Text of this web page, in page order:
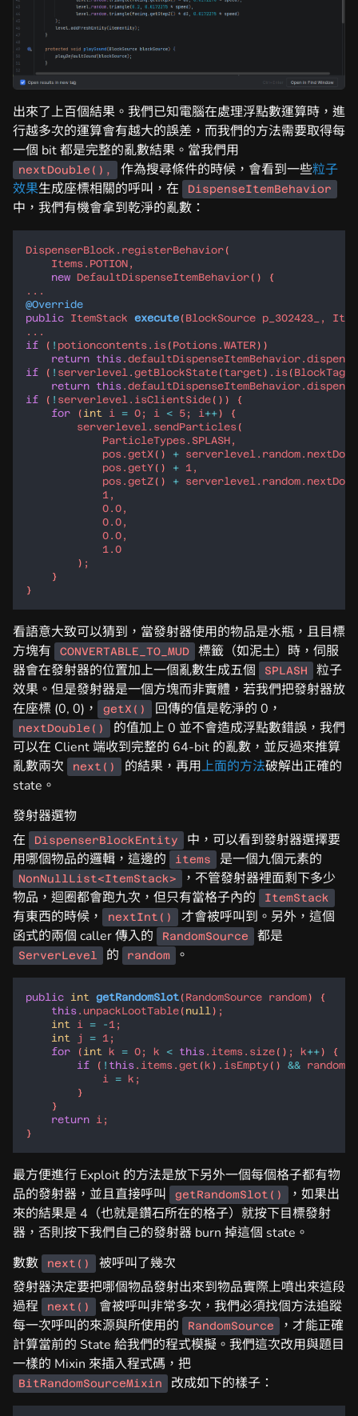
出來了上百個結果。我們已知電腦在處理浮點數運算時，進
行越多次的運算會有越大的誤差，而我們的方法需要取得每
一個 bit 都是完整的亂數結果。當我們用
nextDouble(), 作為搜尋條件的時候，會看到一些粒子
效果生成座標相關的呼叫，在 DispenseItemBehavior
中，我們有機會拿到乾淨的亂數：
DispenserBlock . registerBehavior
Items . POTION
new DefaultDispenseItemBehavior
@Override
public ItemStack execute ( BlockSource p_302423_ ,
if ( ! potioncontents . is ( Potions . WATER
return this . defaultDispenseItemBehavior . dispense
if ( ! serverlevel . getBlockState ( target). is ( BlockTags
return this . defaultDispenseItemBehavior . dispense
if ( ! serverlevel . isClientSide
for ( int i = 0 ; i < 5 ; i++
serverlevel . sendParticles
ParticleTypes . SPLASH
pos . getX () + serverlevel . random .
pos . getY () + 1
pos . getZ () + serverlevel . random .
1
0 . 0
0 . 0
0 . 0
1 . 0
看語意大致可以猜到，當發射器使用的物品是水瓶，且目標
方塊有
CONVERTABLE_TO_MUD
標籤（如泥土）時，伺服
器會在發射器的位置加上一個亂數生成五個
SPLASH
粒子
效果。但是發射器是一個方塊而非實體，若我們把發射器放
在座標 (0, 0)，
getX() 回傳的值是乾淨的 0，
nextDouble()
的值加上 0 並不會造成浮點數錯誤，我們
可以在 Client 端收到完整的 64-bit 的亂數，並反過來推算
亂數兩次
next() 的結果，再用上面的方法破解出正確的
state。
發射器選物
在
DispenserBlockEntity
中，可以看到發射器選擇要
用哪個物品的邏輯，這邊的
items 是一個九個元素的
NonNullList<ItemStack>
，不管發射器裡面剩下多少
物品，迴圈都會跑九次，但只有當格子內的
ItemStack
有東西的時候， nextInt()
才會被呼叫到。另外，這個
函式的兩個 caller 傳入的
RandomSource 都是
ServerLevel 的 random 。
public int getRandomSlot ( RandomSource random
this . unpackLootTable ( null
int i = - 1
int
j = 1
for ( int k = 0 ; k < this . items . size (); k++
if ( ! this . items . get ( k ). isEmpty () && random
i = k
return i
最方便進行 Exploit 的方法是放下另外一個每個格子都有物
品的發射器，並且直接呼叫
getRandomSlot()
，如果出
來的結果是 4（也就是鑽石所在的格子）就按下目標發射
器，否則按下我們自己的發射器 burn 掉這個 state。
數數
next()
被呼叫了幾次
發射器決定要把哪個物品發射出來到物品實際上噴出來這段
過程
next()
會被呼叫非常多次，我們必須找個方法追蹤
每一次呼叫的來源與所使用的
RandomSource
，才能正確
計算當前的 State 給我們的程式模擬。我們這次改用與題目
一樣的 Mixin 來插入程式碼，把
BitRandomSourceMixin 改成如下的樣子：